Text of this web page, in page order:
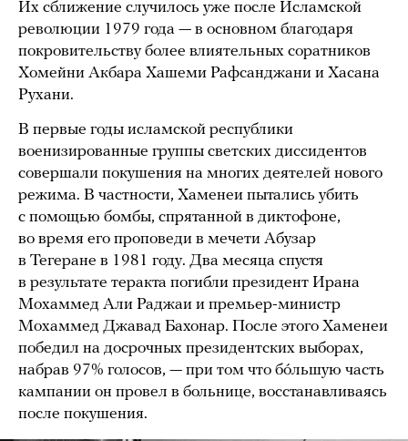
Их сближение случилось уже после Исламской
революции 1979 года — в основном благодаря
покровительству более влиятельных соратников
Хомейни Акбара Хашеми Рафсанджани и Хасана
Рухани.
В первые годы исламской республики
военизированные группы светских диссидентов
совершали покушения на многих деятелей нового
режима. В частности, Хаменеи пытались убить
с помощью бомбы, спрятанной в диктофоне,
во время его проповеди в мечети Абузар
в Тегеране в 1981 году. Два месяца спустя
в результате теракта погибли президент Ирана
Мохаммед Али Раджаи и премьер-министр
Мохаммед Джавад Бахонар. После этого Хаменеи
победил на досрочных президентских выборах,
набрав 97% голосов, — при том что бóльшую часть
кампании он провел в больнице, восстанавливаясь
после покушения.